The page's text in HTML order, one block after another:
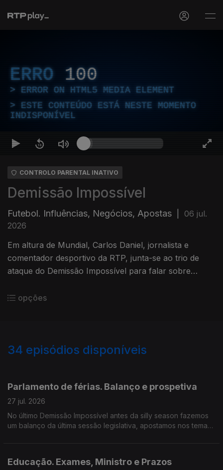
ERRO 100
ERROR ON HTML5 MEDIA ELEMENT
ESTE CONTEÚDO ESTÁ NESTE MOMENTO
INDISPONÍVEL
CONTROLO PARENTAL INATIVO
Demissão Impossível
Futebol. Influências, Negócios, Apostas
06 jul.
2026
Em altura de Mundial, Carlos Daniel, jornalista e
comentador desportivo da RTP, junta-se ao trio de
ataque do Demissão Impossível para falar sobre
opções
34 episódios disponíveis
Parlamento de férias. Balanço e prospetiva
27 jul. 2026
No último Demissão Impossível antes da silly season fazemos
um balanço da última sessão legislativa, apostamos nos temas
Educação. Exames, Ministro e Prazos